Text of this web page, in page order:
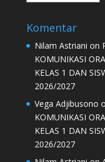
Komentar
Nilam Astriani on
KOMUNIKASI
KELAS 1 DAN
2026/2027
Vega Adjibusono
KOMUNIKASI
KELAS 1 DAN
2026/2027